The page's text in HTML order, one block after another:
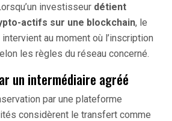
investisseur détient
actifs sur une blockchain, le
au moment où l’inscription
les règles du réseau concerné.
un intermédiaire agréé
par une plateforme
considèrent le transfert comme